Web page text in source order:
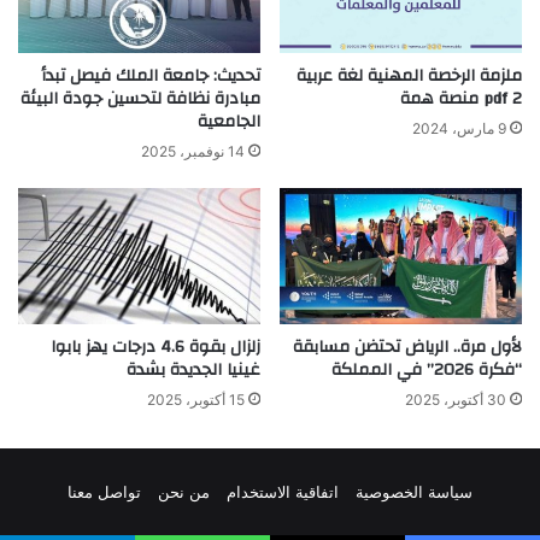
ملزمة الرخصة المهنية لغة عربية
pdf 2 منصة همة
9 مارس، 2024
تحديث: جامعة الملك فيصل تبدأ
مبادرة نظافة لتحسين جودة البيئة
الجامعية
14 نوفمبر، 2025
لأول مرة.. الرياض تحتضن مسابقة
“فكرة 2026” في المملكة
30 أكتوبر، 2025
زلزال بقوة 4.6 درجات يهز بابوا
غينيا الجديدة بشدة
15 أكتوبر، 2025
سياسة الخصوصية اتفاقية الاستخدام من نحن تواصل معنا